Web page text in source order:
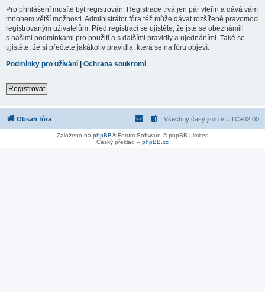
Pro přihlášení musíte být registrován. Registrace trvá jen pár vteřin a dává vám
mnohem větší možnosti. Administrátor fóra též může dávat rozšířené pravomoci
registrovaným uživatelům. Před registrací se ujistěte, že jste se obeznámili
s našimi podmínkami pro použití a s dalšími pravidly a ujednáními. Také se
ujistěte, že si přečtete jakákoliv pravidla, která se na fóru objeví.
Podmínky pro užívání | Ochrana soukromí
Registrovat
Obsah fóra Všechny časy jsou v UTC+02:00
Založeno na phpBB® Forum Software © phpBB Limited
Český překlad – phpBB.cz